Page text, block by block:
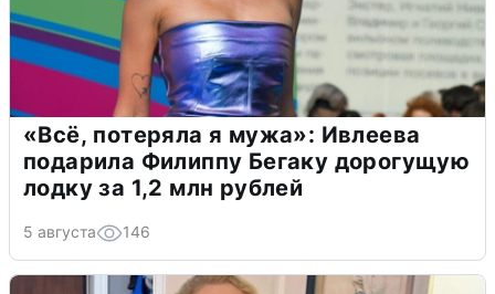
«Всё, потеряла я мужа»: Ивлеева
подарила Филиппу Бегаку дорогущую
лодку за 1,2 млн рублей
5 августа 146